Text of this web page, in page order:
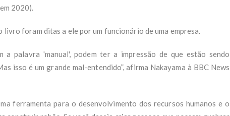
2020).
foram ditas a ele por um funcionário de uma empresa.
a palavra 'manual', podem ter a impressão de que estão sendo
isso é um grande mal-entendido”, afirma Nakayama à BBC News
ferramenta para o desenvolvimento dos recursos humanos e o